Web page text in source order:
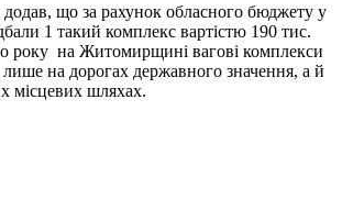
що за рахунок обласного бюджету у
1 такий комплекс вартістю 190 тис.
року на Житомирщині вагові комплекси
на дорогах державного значення, а й
місцевих шляхах.